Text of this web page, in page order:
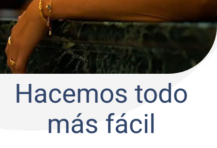
Hacemos todo
más fácil